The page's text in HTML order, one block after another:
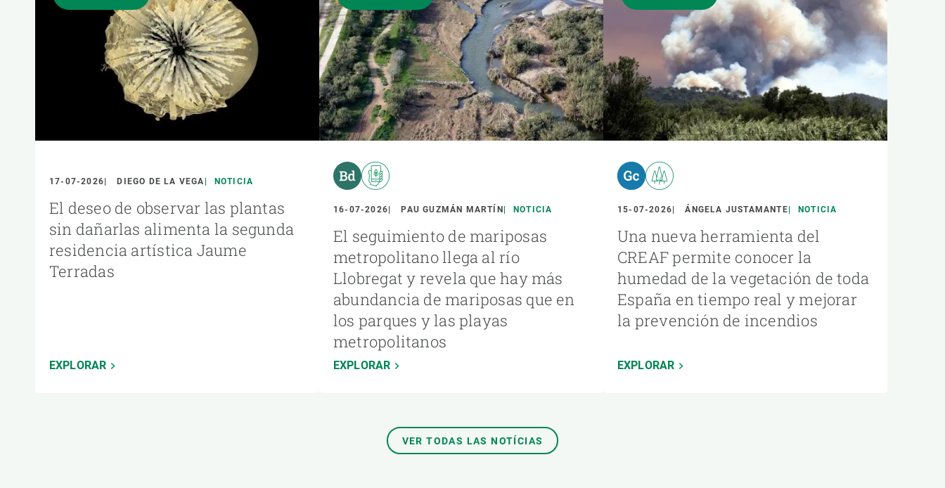
17-07-2026 DIEGO DE LA VEGA NOTICIA
El deseo de observar las plantas
sin dañarlas alimenta la segunda
residencia artística Jaume
Terradas
EXPLORAR
16-07-2026 PAU GUZMÁN MARTÍN NOTICIA
El seguimiento de mariposas
metropolitano llega al río
Llobregat y revela que hay más
abundancia de mariposas que en
los parques y las playas
metropolitanos
EXPLORAR
15-07-2026 ÁNGELA JUSTAMANTE NOTICIA
Una nueva herramienta del
CREAF permite conocer la
humedad de la vegetación de toda
España en tiempo real y mejorar
la prevención de incendios
EXPLORAR
VER TODAS LAS NOTÍCIAS